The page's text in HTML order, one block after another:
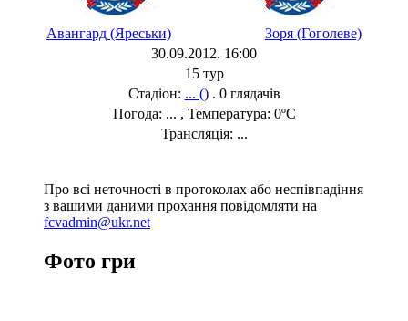
Авангард (Яреськи)
Зоря (Гоголеве)
30.09.2012. 16:00
15 тур
Стадіон: ... (). 0 глядачів
Погода: ... , Температура: 0ºC
Трансляція: ...
Про всі неточності в протоколах або неспівпадіння
з вашими даними прохання повідомляти на
fcvadmin@ukr.net
Фото гри